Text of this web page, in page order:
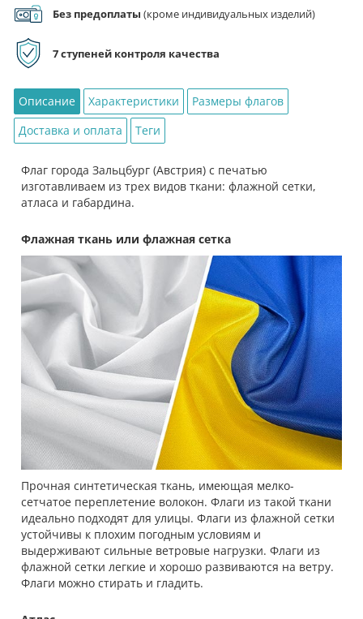
Без предоплаты (кроме индивидуальных изделий)
7 ступеней контроля качества
Описание Характеристики
Размеры флагов
Доставка и оплата
Теги
Флаг города Зальцбург (Австрия) с печатью
изготавливаем из трех видов ткани: флажной сетки,
атласа и габардина.
Флажная ткань или флажная сетка
Прочная синтетическая ткань, имеющая мелко-
сетчатое переплетение волокон. Флаги из такой ткани
идеально подходят для улицы. Флаги из флажной сетки
устойчивы к плохим погодным условиям и
выдерживают сильные ветровые нагрузки. Флаги из
флажной сетки легкие и хорошо развиваются на ветру.
Флаги можно стирать и гладить.